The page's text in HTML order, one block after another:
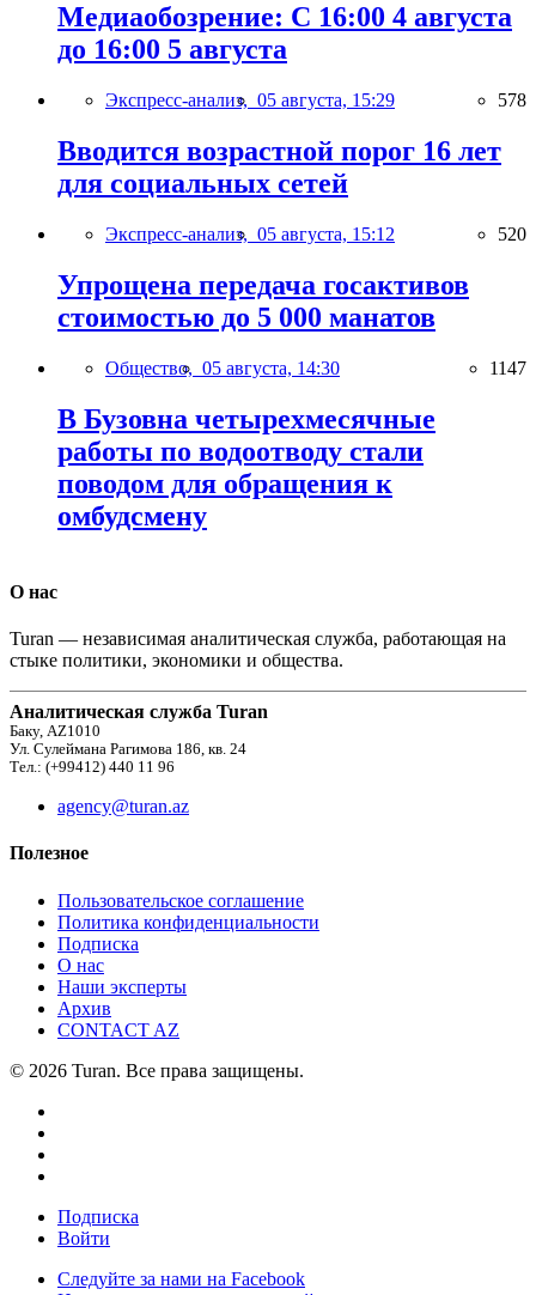
Медиаобозрение: С 16:00 4 августа
до 16:00 5 августа
Экспресс-анализ, 05 августа, 15:29 578
Вводится возрастной порог 16 лет
для социальных сетей
Экспресс-анализ, 05 августа, 15:12 520
Упрощена передача госактивов
стоимостью до 5 000 манатов
Общество, 05 августа, 14:30 1147
В Бузовна четырехмесячные
работы по водоотводу стали
поводом для обращения к
омбудсмену
О нас
Turan — независимая аналитическая служба, работающая на
стыке политики, экономики и общества.
Аналитическая служба Turan
Баку, AZ1010
Ул. Сулеймана Рагимова 186, кв. 24
Тел.: (+99412) 440 11 96
agency@turan.az
Полезное
Пользовательское соглашение
Политика конфиденциальности
Подписка
О нас
Наши эксперты
Архив
CONTACT AZ
© 2026 Turan. Все права защищены.
Подписка
Войти
Следуйте за нами на Facebook